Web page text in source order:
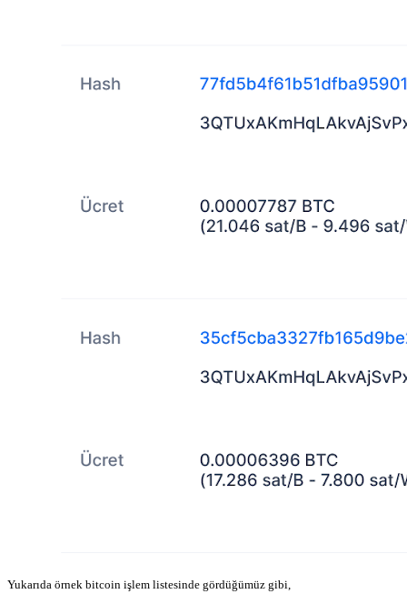
Yukarıda örnek bitcoin işlem listesinde gördüğümüz gibi,